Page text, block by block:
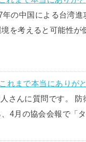
年の中国による台湾進
を考えると可能性が
これまで本当にありが
さんに質問です。 防
、4月の協会会報で「